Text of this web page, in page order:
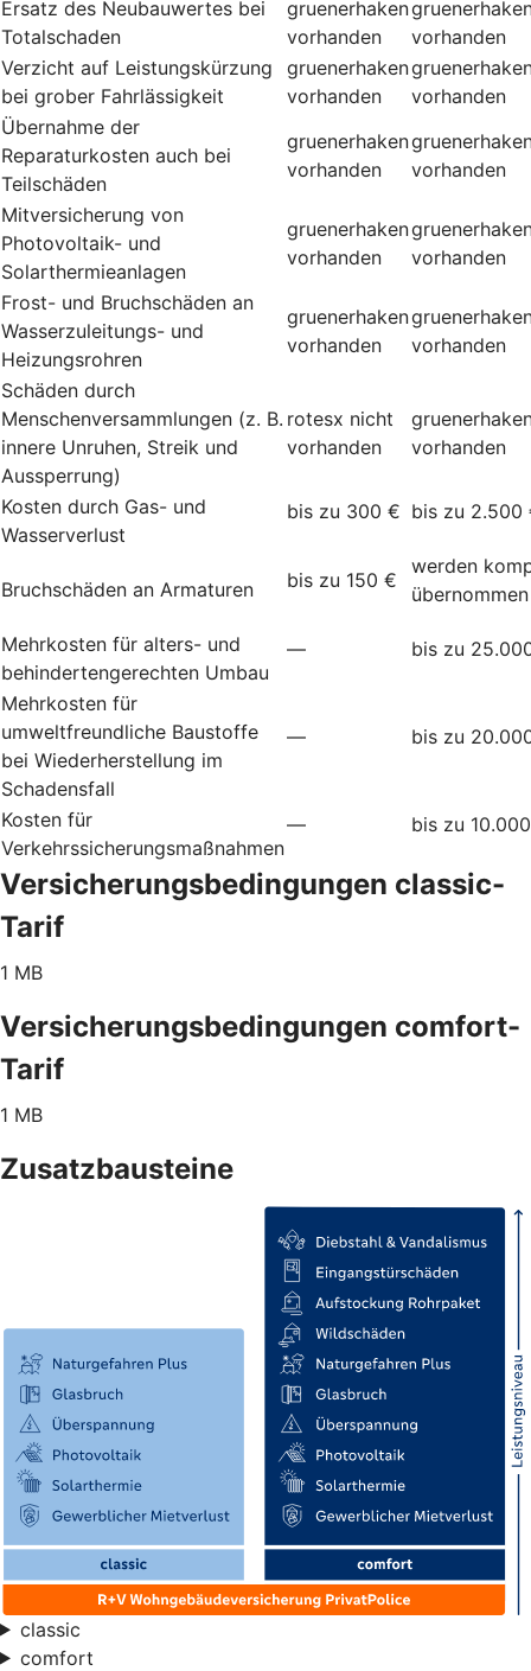
Ersatz des Neubauwertes bei
Totalschaden
gruenerhaken
vorhanden
vorhanden
Verzicht auf Leistungskürzung
bei grober Fahrlässigkeit
gruenerhaken
vorhanden
vorhanden
Übernahme der
Reparaturkosten auch bei
Teilschäden
gruenerhaken
vorhanden
vorhanden
Mitversicherung von
Photovoltaik- und
Solarthermieanlagen
gruenerhaken
vorhanden
vorhanden
Frost- und Bruchschäden an
Wasserzuleitungs- und
Heizungsrohren
gruenerhaken
vorhanden
vorhanden
Schäden durch
Menschenversammlungen (z. B.
innere Unruhen, Streik und
Aussperrung)
rotesx nicht
vorhanden
vorhanden
Kosten durch Gas- und
Wasserverlust
bis zu 300 € bis zu 2.500
Bruchschäden an Armaturen bis zu 150 €
werden
übernommen
Mehrkosten für alters- und
behindertengerechten Umbau
— bis zu
Mehrkosten für
umweltfreundliche Baustoffe
bei Wiederherstellung im
Schadensfall
— bis zu
Kosten für
Verkehrssicherungsmaßnahmen
— bis zu
Versicherungsbedingungen classic-
Tarif
1 MB
Versicherungsbedingungen comfort-
Tarif
1 MB
Zusatzbausteine
classic
comfort